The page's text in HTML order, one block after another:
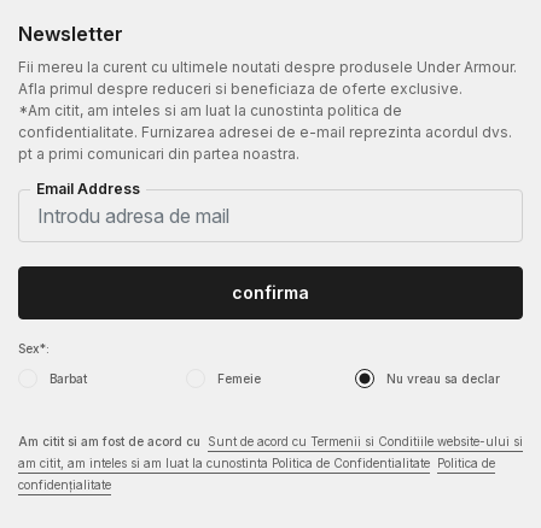
Newsletter
Fii mereu la curent cu ultimele noutati despre produsele Under Armour.
Afla primul despre reduceri si beneficiaza de oferte exclusive.
*Am citit, am inteles si am luat la cunostinta politica de
confidentialitate. Furnizarea adresei de e-mail reprezinta acordul dvs.
pt a primi comunicari din partea noastra.
Email Address
Sex*:
Barbat Femeie Nu vreau sa declar
confirma
Am citit si am fost de acord cu
Sunt de acord cu Termenii si Conditiile website-ului si
am citit, am inteles si am luat la cunostinta Politica de Confidentialitate
Politica de
confidențialitate